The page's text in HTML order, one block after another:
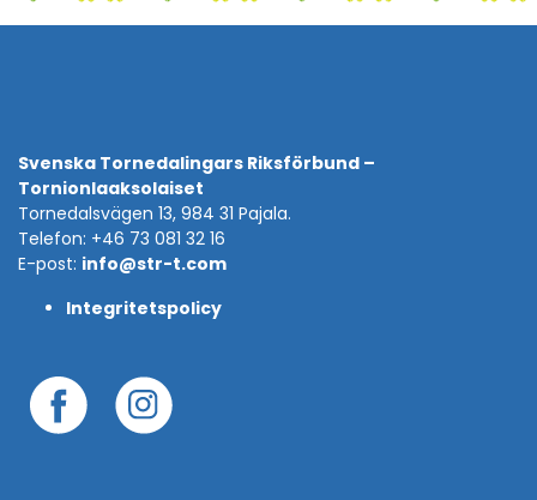
Svenska Tornedalingars Riksförbund –
Tornionlaaksolaiset
Tornedalsvägen 13, 984 31 Pajala.
Telefon: +46 73 081 32 16
E-post: info@str-t.com
Integritetspolicy